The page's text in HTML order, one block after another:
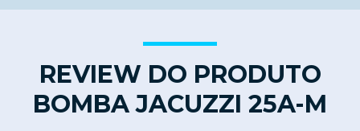
REVIEW DO PRODUTO
BOMBA JACUZZI 25A-M